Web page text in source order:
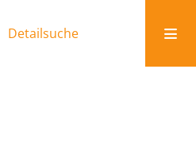
Detailsuche